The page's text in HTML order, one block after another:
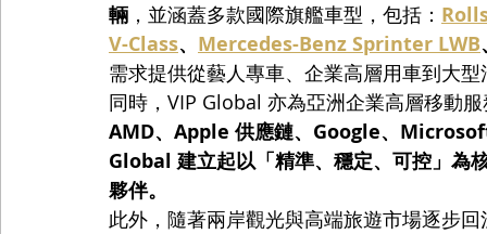
輛 ，並涵蓋多款國際旗艦車型，包括：
V-Class、 Mercedes-Benz Sprinter LWB
需求提供從藝人專車、企業高層用車到大
同時，VIP Global 亦為亞洲企業高層移動
AMD、Apple 供應鏈、Google、
Global 建立起以「精準、穩定、可控」為
夥伴。
此外，隨著兩岸觀光與高端旅遊市場逐步